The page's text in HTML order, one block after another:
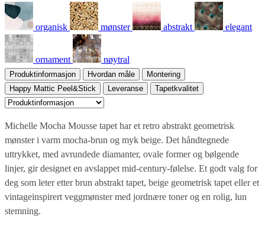
organisk mønster abstrakt elegant
ornament nøytral
Produktinformasjon Hvordan måle
Montering
Happy Mattic Peel&Stick
Leveranse Tapetkvalitet
Michelle Mocha Mousse tapet har et retro abstrakt geometrisk
mønster i varm mocha-brun og myk beige. Det håndtegnede
uttrykket, med avrundede diamanter, ovale former og bølgende
linjer, gir designet en avslappet mid-century-følelse. Et godt valg for
deg som leter etter brun abstrakt tapet, beige geometrisk tapet eller et
vintageinspirert veggmønster med jordnære toner og en rolig, lun
stemning.